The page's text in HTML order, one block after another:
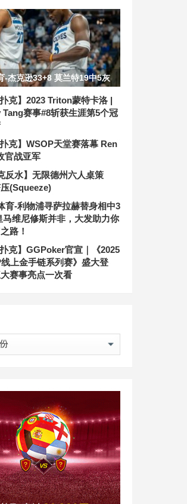
-杰克逊33+8 莫兰特19中5灰
林狼，大发助力你的致富之
扑克】2023 Triton蒙特卡洛 |
Tang赛事#8斩获生涯第5个冠
扑克】WSOP天堂赛落幕 Ren
官战亚军
反水】无限德州六人桌策
(Squeeze)
育-利物浦寻萨拉赫替身相中3
马维尼修斯并非，大发助力你
路！
扑克】GGPoker官宣｜《2025
上金手链系列赛》盛大登
赛事亮点一次看